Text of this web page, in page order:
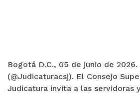
Bogotá D.C., 05 de junio de 2026.
(@Judicaturacsj). El Consejo
Judicatura invita a las servidoras